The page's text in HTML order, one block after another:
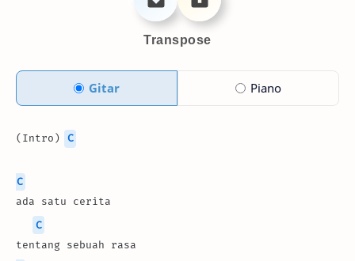
Transpose
Gitar Piano
(Intro) C
C
ada satu cerita
C
tentang sebuah rasa